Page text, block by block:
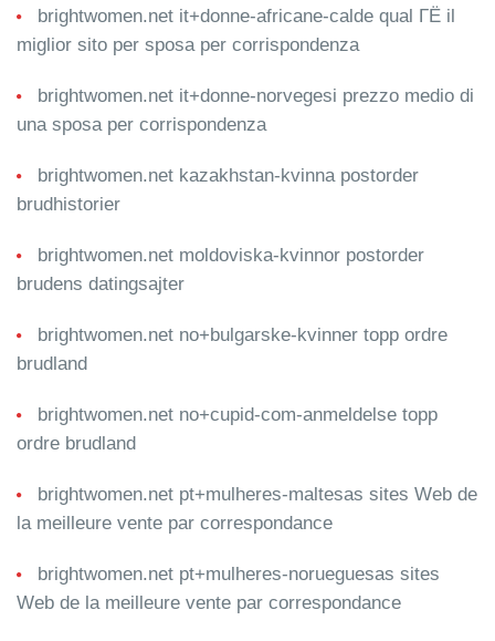
brightwomen.net it+donne-africane-calde qual ГЁ il
miglior sito per sposa per corrispondenza
brightwomen.net it+donne-norvegesi prezzo medio di
una sposa per corrispondenza
brightwomen.net kazakhstan-kvinna postorder
brudhistorier
brightwomen.net moldoviska-kvinnor postorder
brudens datingsajter
brightwomen.net no+bulgarske-kvinner topp ordre
brudland
brightwomen.net no+cupid-com-anmeldelse topp
ordre brudland
brightwomen.net pt+mulheres-maltesas sites Web de
la meilleure vente par correspondance
brightwomen.net pt+mulheres-norueguesas sites
Web de la meilleure vente par correspondance